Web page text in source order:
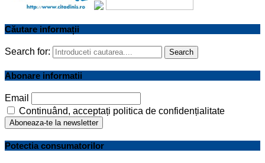
Căutare informații
Search for: Search
Abonare informatii
Email
Continuând, acceptați politica de confidențialitate
Potectia consumatorilor